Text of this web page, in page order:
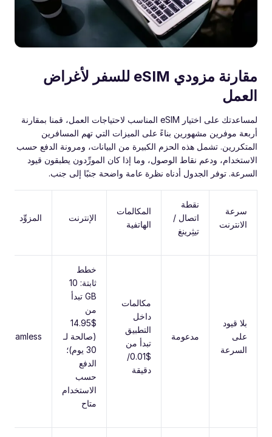
مقارنة مزودي eSIM للسفر لأغراض
العمل
لمساعدتك على اختيار eSIM المناسب لاحتياجات العمل، قمنا بمقارنة
أربعة موفرين مشهورين بناءً على الميزات التي تهم المسافرين
المتكررين. تشمل هذه الحزم الكبيرة من البيانات، ومرونة الدفع حسب
الاستخدام، ودعم نقاط الوصول، وما إذا كان المورِّدون يطبقون قيود
السرعة. توفر الجدول أدناه نظرة عامة واضحة جنبًا إلى جنب.
سرعة
الانترنت
نقطة
اتصال /
تيثِرينغ
المكالمات
الهاتفية
الإنترنت المزوِّد
بلا قيود
على
السرعة
مدعومة
مكالمات
داخل
التطبيق
تبدأ من
$0.01/
دقيقة
خطط
ثابتة: 10
GB تبدأ
من
$14.95
(صالحة لـ
30 يوم)؛
الدفع
حسب
الاستخدام
متاح
Roamless